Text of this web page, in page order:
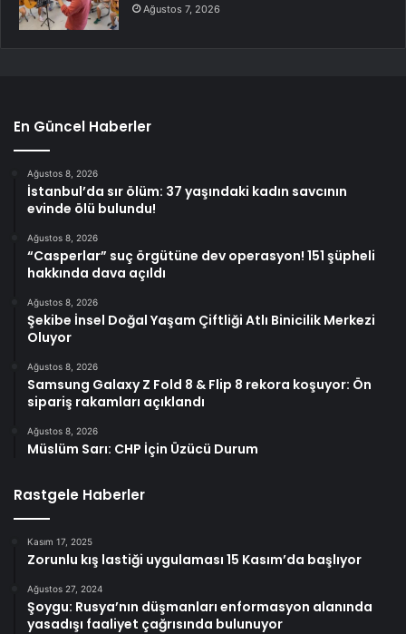
Ağustos 7, 2026
En Güncel Haberler
Ağustos 8, 2026
İstanbul’da sır ölüm: 37 yaşındaki kadın savcının
evinde ölü bulundu!
Ağustos 8, 2026
“Casperlar” suç örgütüne dev operasyon! 151 şüpheli
hakkında dava açıldı
Ağustos 8, 2026
Şekibe İnsel Doğal Yaşam Çiftliği Atlı Binicilik Merkezi
Oluyor
Ağustos 8, 2026
Samsung Galaxy Z Fold 8 & Flip 8 rekora koşuyor: Ön
sipariş rakamları açıklandı
Ağustos 8, 2026
Müslüm Sarı: CHP İçin Üzücü Durum
Rastgele Haberler
Kasım 17, 2025
Zorunlu kış lastiği uygulaması 15 Kasım’da başlıyor
Ağustos 27, 2024
Şoygu: Rusya’nın düşmanları enformasyon alanında
yasadışı faaliyet çağrısında bulunuyor